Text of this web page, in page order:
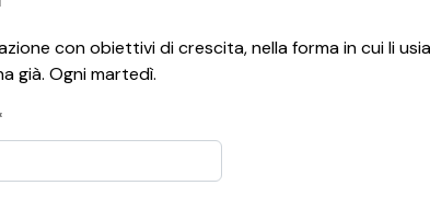
con obiettivi di crescita, nella forma in cui li
già. Ogni martedì.